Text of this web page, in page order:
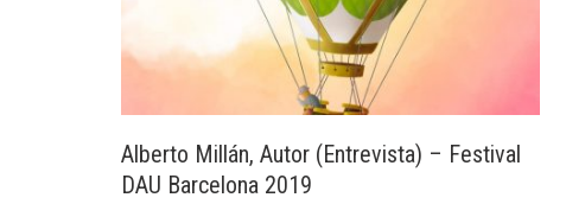
Alberto Millán, Autor (Entrevista) – Festival
DAU Barcelona 2019